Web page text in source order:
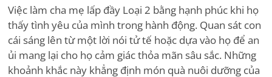
Việc làm cha mẹ lấp đầy Loại 2 bằng hạnh phúc khi họ
thấy tình yêu của mình trong hành động. Quan sát con
cái sáng lên từ một lời nói tử tế hoặc dựa vào họ để an
ủi mang lại cho họ cảm giác thỏa mãn sâu sắc. Những
khoảnh khắc này khẳng định món quà nuôi dưỡng của